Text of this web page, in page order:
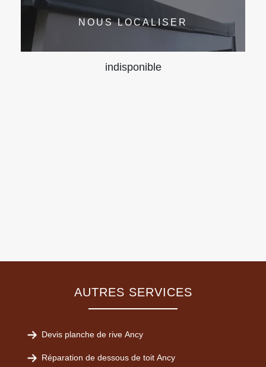
NOUS LOCALISER
indisponible
AUTRES SERVICES
Devis planche de rive Ancy
Réparation de dessous de toit Ancy